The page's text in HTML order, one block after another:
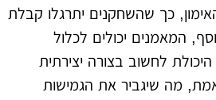
כך שהשחקנים יתרגלו קבלת
המאמנים יכולים לכלול
לחשוב בצורה יצירתית
מה שיגביר את הגמישות